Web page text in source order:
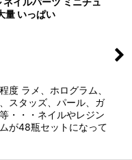
量 いっぱい
度 ラメ、ホログラム、
スタッズ、パール、ガ
・・・ネイルやレジン
が48瓶セットになって